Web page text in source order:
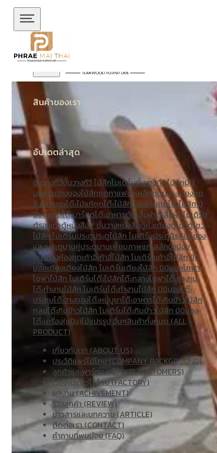
ข้ามไปยังเนื้อหาหลัก
สินค้าของเรา
อัปเดตล่าสุด
ชั้นวางทีวีชั้นวางทีวี ไม้สักโมเดิร์นชั้นวางทีวี ไม้สักมินิ
มอลชั้นวางของไม้สักชุดกาแฟขาเหล็กชุดนั่งระเบียงชุด
รับแขกชุดโต๊ะไม้แท้ชุดโต๊ะไม้สัก โมเดิร์นชุดโต๊ะไม้สัก มิ
นิมอลชุดโต๊ะบาร์ชุดโต๊ะอาหารตู้ตู้เสื้อผ้าตู้เสื้อผ้า โมเดิร์น
ตู้รองเท้าตู้หนังสือ / ชั้นวางหนังสือตู้หัวเตียงตู้โชว์ตู้โชว์
ไม้สัก โมเดิร์นประตูประตูไม้สัก โมเดิร์นประตูนิรภัยคู่ชอง
แสงประตูบานคู่ประตูบานเฟี้ยมภาพแกะสลักม้านั่งยาว
หน้าต่างห้องชุดเก้าอี้เก้าอี้ไม้สัก โมเดิร์นเก้าอี้ไม้สัก มินิ
มอลเตียงเตียงไม้สัก โมเดิร์นเตียงไม้สัก มินิมอลโซฟา
โซฟาไม้สัก โมเดิร์นโต๊ะไม้สักโต๊ะกลางโซฟาโต๊ะทำงาน
โต๊ะทํางานไม้สัก โมเดิร์นโต๊ะทำงานไม้สัก มินิมอลโต๊ะ
ประชุมโต๊ะวางของโต๊ะหมู่บูชาโต๊ะอาหารโต๊ะกินข้าวไม้สัก
กลมโต๊ะกินข้าวไม้สัก โมเดิร์นโต๊ะกินข้าวไม้สัก มินิมอล
โต๊ะเครื่อง(แป้ง)ไม้แปรรูป อื่นๆสินค้าทั้งหมด (ALL
PRODUCT)
เกี่ยวกับเรา (ABOUT US)
ประวัติแพร่ไม้ไทย (COMPANY BACKGROUND)
ลูกค้าและพาร์ทเนอร์ (OUR CUSTOMERS)
โรงงานแพร่ไม้ไทย (FACTORY)
ผลงาน (ACHIVEMENT)
รีวิวลูกค้า (REVIEW)
ข่าวสารและบทความ (ARTICLE)
ติดต่อเรา (CONTACT)
คำถามที่พบบ่อย (FAQ)